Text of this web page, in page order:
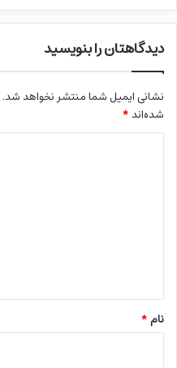
دیدگاهتان را بنویسید
نشانی ایمیل شما منتشر نخواهد شد.
شده‌اند*
نام*